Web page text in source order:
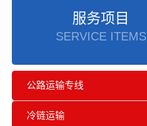
服务项目
SERVICE ITEMS
公路运输专线
冷链运输